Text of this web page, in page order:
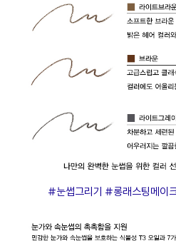
#눈썹그리기 #롱래스팅메이